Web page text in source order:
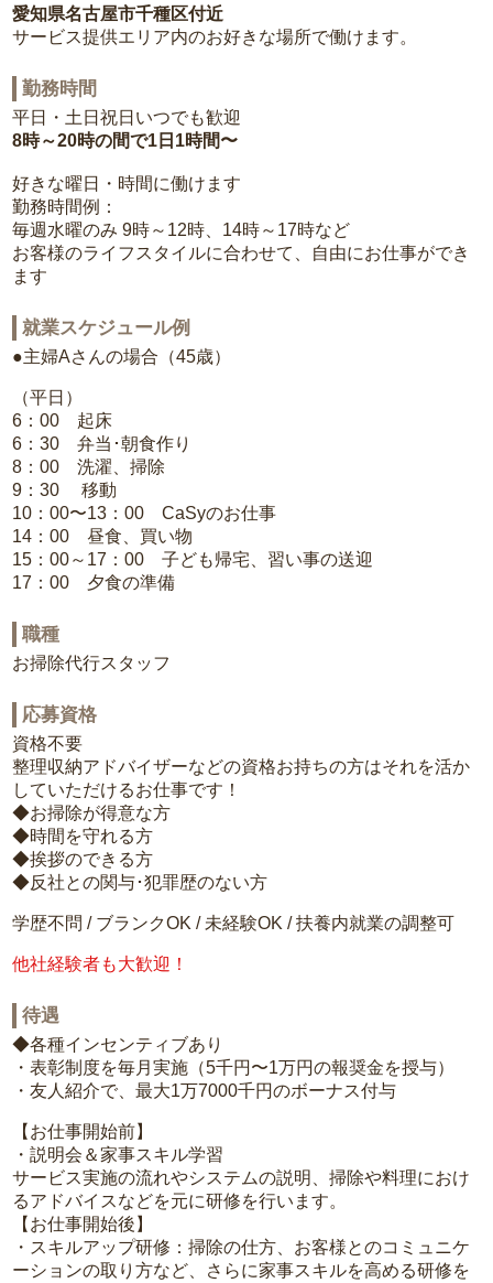
愛知県名古屋市千種区付近
サービス提供エリア内のお好きな場所で働けます。
勤務時間
平日・土日祝日いつでも歓迎
8時～20時の間で1日1時間〜
好きな曜日・時間に働けます
勤務時間例：
毎週水曜のみ 9時～12時、14時～17時など
お客様のライフスタイルに合わせて、自由にお仕事ができ
ます
就業スケジュール例
●主婦Aさんの場合（45歳）
（平日）
6：00 起床
6：30 弁当･朝食作り
8：00 洗濯、掃除
9：30 移動
10：00〜13：00 CaSyのお仕事
14：00 昼食、買い物
15：00～17：00 子ども帰宅、習い事の送迎
17：00 夕食の準備
職種
お掃除代行スタッフ
応募資格
資格不要
整理収納アドバイザーなどの資格お持ちの方はそれを活か
していただけるお仕事です！
◆お掃除が得意な方
◆時間を守れる方
◆挨拶のできる方
◆反社との関与･犯罪歴のない方
学歴不問 / ブランクOK / 未経験OK / 扶養内就業の調整可
他社経験者も大歓迎！
待遇
◆各種インセンティブあり
・表彰制度を毎月実施（5千円〜1万円の報奨金を授与）
・友人紹介で、最大1万7000千円のボーナス付与
【お仕事開始前】
・説明会＆家事スキル学習
サービス実施の流れやシステムの説明、掃除や料理におけ
るアドバイスなどを元に研修を行います。
【お仕事開始後】
・スキルアップ研修：掃除の仕方、お客様とのコミュニケ
ーションの取り方など、さらに家事スキルを高める研修を